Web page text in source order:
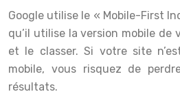
Google utilise le « Mobile-First
qu’il utilise la version mobile de
et le classer. Si votre site
mobile, vous risquez de
résultats.